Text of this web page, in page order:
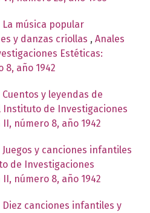
La música popular
y danzas criollas , Anales
Estéticas:
8, año 1942
Cuentos y leyendas de
Instituto de Investigaciones
número 8, año 1942
Juegos y canciones infantiles
de Investigaciones
número 8, año 1942
Diez canciones infantiles y